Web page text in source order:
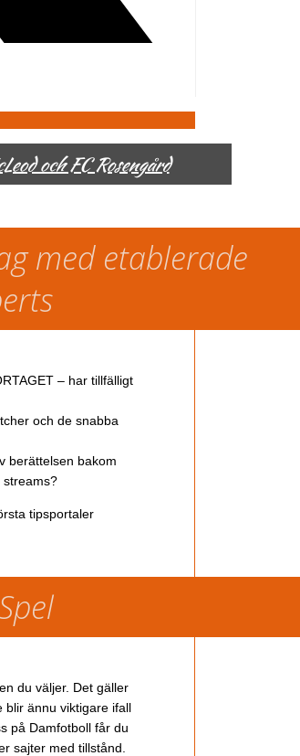
och FC Rosengård
med etablerade
– har tillfälligt
och de snabba
berättelsen bakom
streams?
tipsportaler
du väljer. Det gäller
blir ännu viktigare ifall
på Damfotboll får du
sajter med tillstånd.